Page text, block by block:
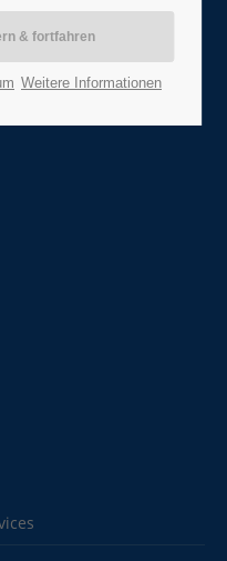
Weitere Informationen